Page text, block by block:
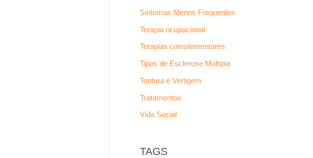
Sintomas Menos Frequentes
Terapia ocupacional
Terapias complementares
Tipos de Esclerose Múltipla
Tontura e Vertigem
Tratamentos
Vida Social
TAGS